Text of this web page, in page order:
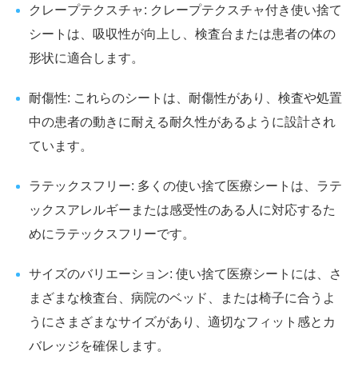
クレープテクスチャ: クレープテクスチャ付き使い捨て
シートは、吸収性が向上し、検査台または患者の体の
形状に適合します。
耐傷性: これらのシートは、耐傷性があり、検査や処置
中の患者の動きに耐える耐久性があるように設計され
ています。
ラテックスフリー: 多くの使い捨て医療シートは、ラテ
ックスアレルギーまたは感受性のある人に対応するた
めにラテックスフリーです。
サイズのバリエーション: 使い捨て医療シートには、さ
まざまな検査台、病院のベッド、または椅子に合うよ
うにさまざまなサイズがあり、適切なフィット感とカ
バレッジを確保します。